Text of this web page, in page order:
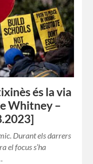
és la via
Whitney –
Durant els darrers
el focus s’ha